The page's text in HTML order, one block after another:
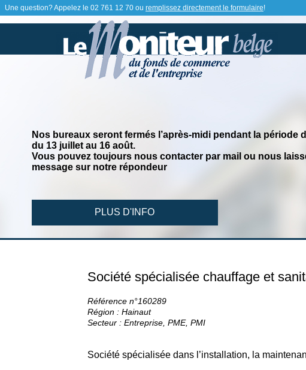
Une question? Appelez le 02 761 12 70 ou remplissez directement le formulaire!
Nos bureaux seront fermés l’après-midi pendant la période
du 13 juillet au 16 août.
Vous pouvez toujours nous contacter par mail ou nous
message sur notre répondeur
PLUS D'INFO
Société spécialisée chauffage et
Référence n°160289
Région : Hainaut
Secteur : Entreprise, PME, PMI
Société spécialisée dans l’installation, la